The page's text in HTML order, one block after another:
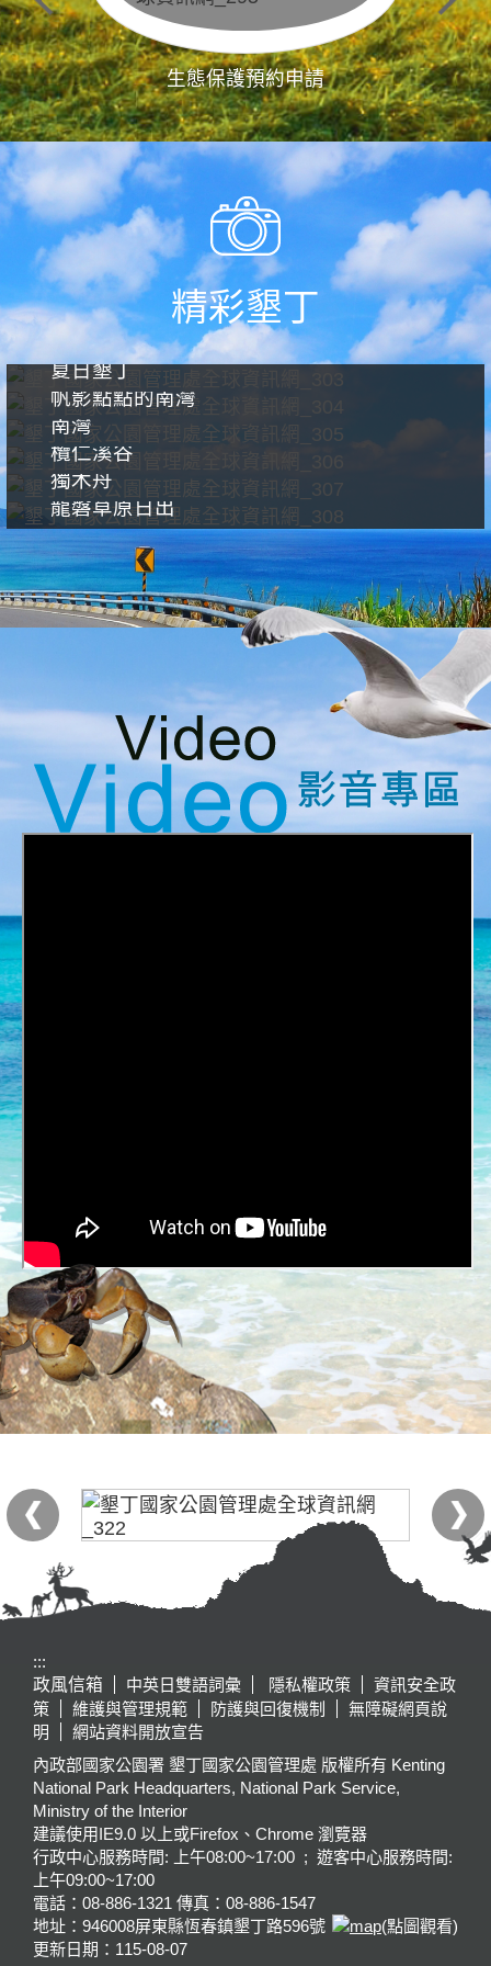
生態保護預約申請
精彩墾丁
夏日墾丁
帆影點點的南灣
南灣
欖仁溪谷
獨木舟
龍磐草原日出
:::
政風信箱
中英日雙語詞彙 隱私權政策
資訊安全政
策
維護與管理規範 防護與回復機制
無障礙網頁說
明
網站資料開放宣告
內政部國家公園署 墾丁國家公園管理處 版權所有 Kenting
National Park Headquarters, National Park Service,
Ministry of the Interior
建議使用IE9.0 以上或Firefox、Chrome 瀏覽器
行政中心服務時間: 上午08:00~17:00 ; 遊客中心服務時間:
上午09:00~17:00
電話：08-886-1321 傳真：08-886-1547
地址：946008屏東縣恆春鎮墾丁路596號
(點圖觀看)
更新日期： 115-08-07